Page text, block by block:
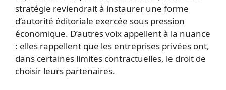
stratégie reviendrait à instaurer une forme
d’autorité éditoriale exercée sous pression
économique. D’autres voix appellent à la nuance
: elles rappellent que les entreprises privées ont,
dans certaines limites contractuelles, le droit de
choisir leurs partenaires.